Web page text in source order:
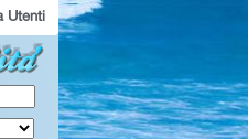
Utenti